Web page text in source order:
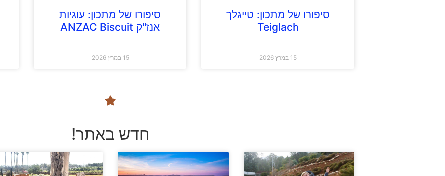
סיפורו של מתכון: טייגלך
Teiglach
15 במרץ 2026
סיפורו של מתכון: עוגיות
אנז"ק ANZAC Biscuit
15 במרץ 2026
חדש באתר!